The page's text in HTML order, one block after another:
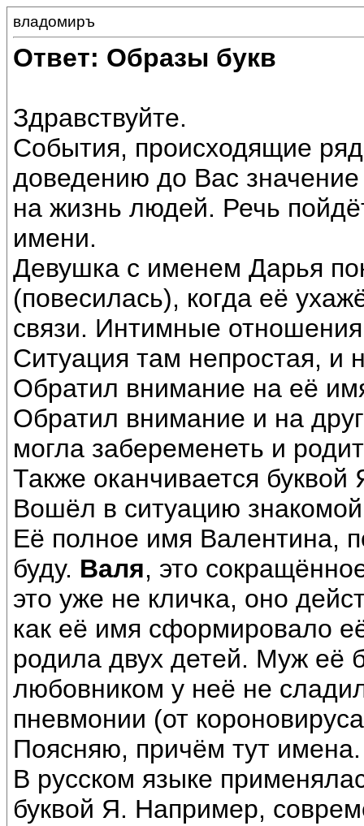
владомиръ
Ответ: Образы букв
Здравствуйте.
События, происходящие
доведению до Вас
на жизнь людей. Речь
имени.
Девушка с именем Дарья
(повесилась), когда её
связи. Интимные
Ситуация там непростая, и
Обратил внимание на её
Обратил внимание и на
могла забеременеть и
Также оканчивается буквой
Вошёл в ситуацию
Её полное имя Валентина,
буду. Валя, это
это уже не кличка, оно
как её имя сформировало
родила двух детей. Муж её
любовником у неё не
пневмонии (от
Поясняю, причём тут имена.
В русском языке
буквой Я. Например,